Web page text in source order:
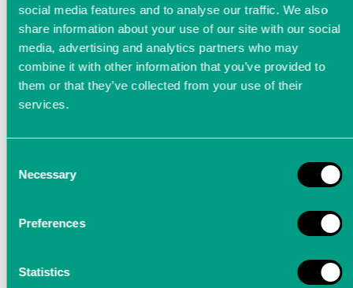
social media features and to analyse our traffic. We also
share information about your use of our site with our social
media, advertising and analytics partners who may
combine it with other information that you’ve provided to
them or that they’ve collected from your use of their
services.
Selection
Necessary
Preferences
Statistics
Aufnehmen und Abspielen bei voller
dank dem Audio Recorder von LTT